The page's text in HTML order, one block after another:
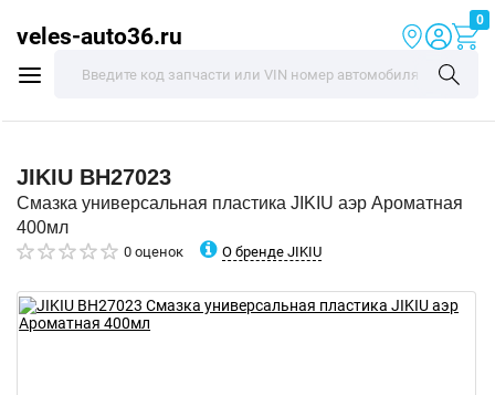
veles-auto36.ru
0
JIKIU BH27023
Смазка универсальная пластика JIKIU аэр Ароматная
400мл
0 оценок О бренде JIKIU